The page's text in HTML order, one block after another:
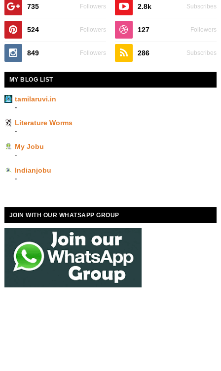
735 Followers 2.8k Subscribes
524 Followers 127 Followers
849 Followers 286 Subscribes
MY BLOG LIST
tamilaruvi.in
-
Literature Worms
-
My Jobu
-
Indianjobu
-
JOIN WITH OUR WHATSAPP GROUP